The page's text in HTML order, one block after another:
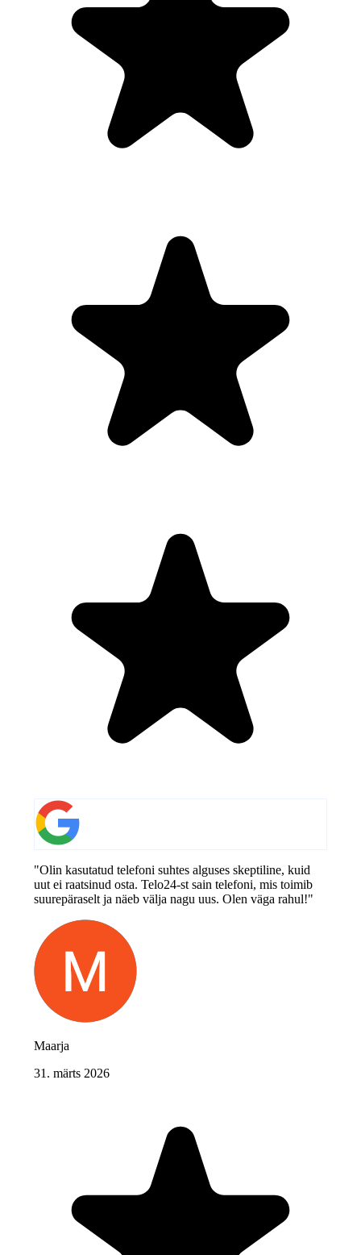
"Olin kasutatud telefoni suhtes alguses skeptiline, kuid
uut ei raatsinud osta. Telo24-st sain telefoni, mis toimib
suurepäraselt ja näeb välja nagu uus. Olen väga rahul!"
Maarja
31. märts 2026